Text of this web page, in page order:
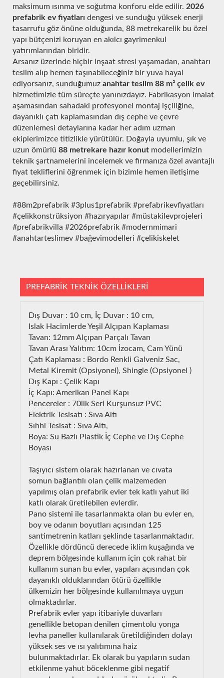
maksimum ısınma ve soğutma konforu elde edilir. 2026
prefabrik ev fiyatları dengesi ve sunduğu yüksek enerji
tasarrufu göz önüne olduğunda, 88 metrekarelik bu özel
yapı bütçenizi koruyan en akılcı gayrimenkul
yatırımlarından biridir.
Arsanız üzerinde hiçbir inşaat stresi yaşamadan, anahtarı
teslim alıp hemen taşınabileceğiniz bir yuva hayal
ediyorsanız, sunduğumuz anahtar teslim 88 m² çelik ev
hizmetimizle tüm süreçte yanınızdayız. Fabrikasyon imalat
aşamasından sahadaki profesyonel montaj işçiliğine,
dayanıklı çatı kaplamasından dış cephe ve çevre
düzenlemesi detaylarına kadar her adım uzman
ekiplerimizce titizlikle yürütülür. Doğayla uyumlu, şık ve
uzun ömürlü 88 metrekare hazır konut modellerimizin
teknik şartnamelerini incelemek ve firmanıza özel avantajlı
fiyat tekliflerini öğrenmek için bizimle hemen iletişime
geçebilirsiniz.
#88m2prefabrik #3plus1prefabrik #prefabrikevfiyatları
#çelikkonstrüksiyon #hazıryapılar #müstakilevprojeleri
#prefabrikvilla #2026prefabrik #modernmimari
#anahtarteslimev #bağevimodelleri #çelikiskelet
PREFABRİK TEKNİK ÖZELLİKLERİ
Dış Duvar : 10 cm, İç Duvar : 10 cm,
Islak Hacimlerde Yeşil Alçıpan Kaplaması
Tavan: 12mm Alçıpan Parçalı Tavan
Tavan Arası Yalıtım: 10cm İzocam, Cam Yünü
Çatı Kaplaması : Bordo Renkli Galveniz Sac,
Metal Kiremit (Opsiyonel), Shingle (Opsiyonel )
Dış Kapı : Çelik Kapı
İç Kapı: Amerikan Panel Kapı
Pencereler : 70lik Seri Kurşunsuz PVC
Elektrik Tesisatı : Sıva Altı
Sıhhi Tesisat : Sıva Altı,
Boya: Su Bazlı Plastik İç Cephe ve Dış Cephe
Boyası
Taşıyıcı sistem olarak hazırlanan ve cıvata
somun bağlantılı olan çelik malzemeden
yapılmış olan prefabrik evler tek katlı yahut iki
katlı olarak üretilebilen evlerdir.
Pano sistemi ile tasarlanmakta olan bu evler en,
boy ve odanın boyutları açısından 125
santimetrenin katları şeklinde tasarlanmaktadır.
Özellikle dördüncü derecede iklim kuşağında ve
deprem bölgesinde kullanım için çok rahat bir
kullanım sunan bu evler, yapıları açısından çok
dayanıklı olduklarından ötürü özellikle
ülkemizin her bölgesinde kullanılmaya uygun
olmaktadırlar.
Prefabrik evler yapı itibariyle duvarları
genellikle betopan denilen çimentolu yonga
levha paneller kullanılarak üretildiğinden dolayı
yüksek ses ve ısı yalıtımına haiz
bulunmaktadırlar. Ek olarak bu yapıların sudan
etkilenme yahut böceklenme gibi negatif